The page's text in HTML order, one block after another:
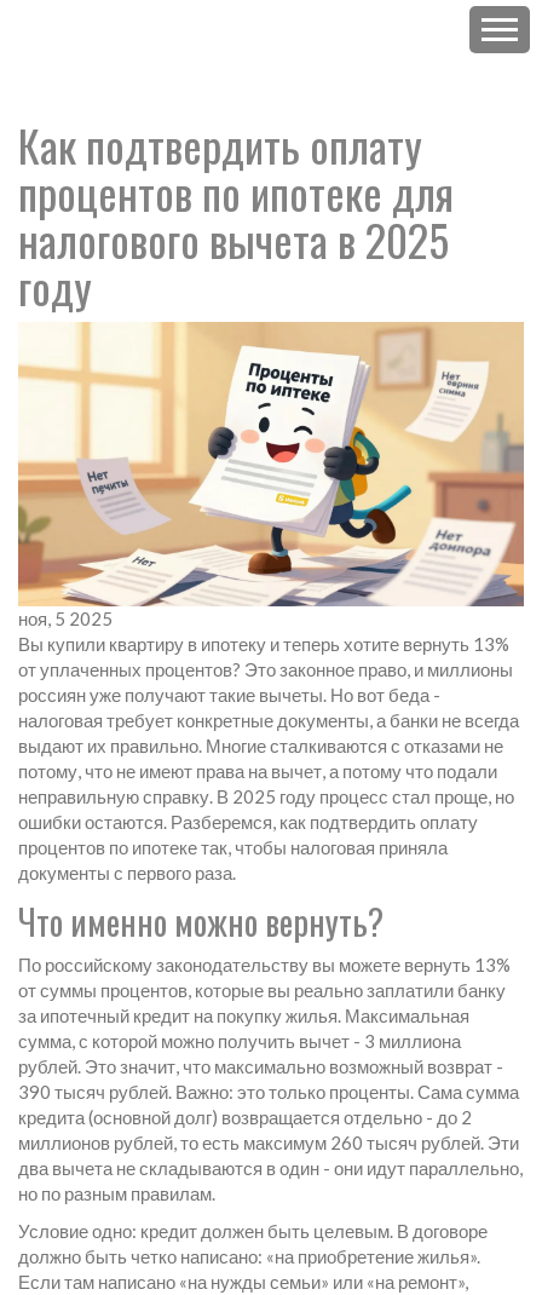
Как подтвердить оплату
процентов по ипотеке для
налогового вычета в 2025
году
ноя, 5 2025
Вы купили квартиру в ипотеку и теперь хотите вернуть 13%
от уплаченных процентов? Это законное право, и миллионы
россиян уже получают такие вычеты. Но вот беда -
налоговая требует конкретные документы, а банки не всегда
выдают их правильно. Многие сталкиваются с отказами не
потому, что не имеют права на вычет, а потому что подали
неправильную справку. В 2025 году процесс стал проще, но
ошибки остаются. Разберемся, как подтвердить оплату
процентов по ипотеке так, чтобы налоговая приняла
документы с первого раза.
Что именно можно вернуть?
По российскому законодательству вы можете вернуть 13%
от суммы процентов, которые вы реально заплатили банку
за ипотечный кредит на покупку жилья. Максимальная
сумма, с которой можно получить вычет - 3 миллиона
рублей. Это значит, что максимально возможный возврат -
390 тысяч рублей. Важно: это только проценты. Сама сумма
кредита (основной долг) возвращается отдельно - до 2
миллионов рублей, то есть максимум 260 тысяч рублей. Эти
два вычета не складываются в один - они идут параллельно,
но по разным правилам.
Условие одно: кредит должен быть целевым. В договоре
должно быть четко написано: «на приобретение жилья».
Если там написано «на нужды семьи» или «на ремонт»,